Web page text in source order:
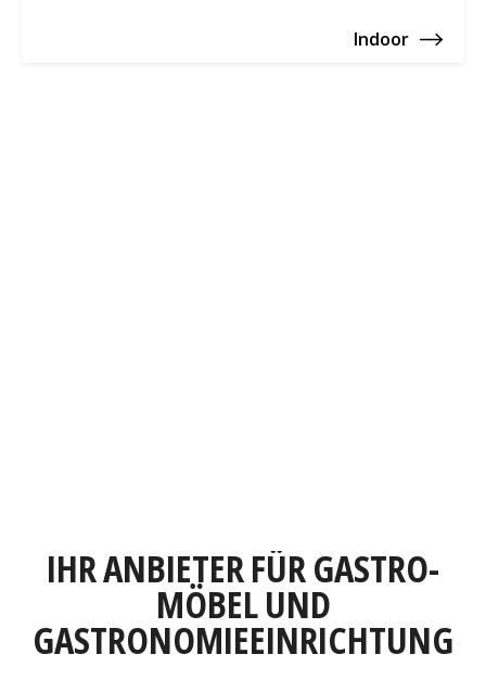
Indoor
IHR ANBIETER FÜR GASTRO-
MÖBEL UND
GASTRONOMIEEINRICHTUNG